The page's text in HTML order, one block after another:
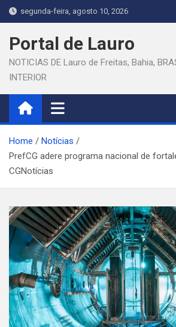
Skip
to
content
segunda-feira, agosto 10, 2026
Portal de Lauro
NOTICIAS DE Lauro de Freitas, Bahia,
INTERIOR
Home
Notícias
PrefCG adere programa nacional de
CGNotícias